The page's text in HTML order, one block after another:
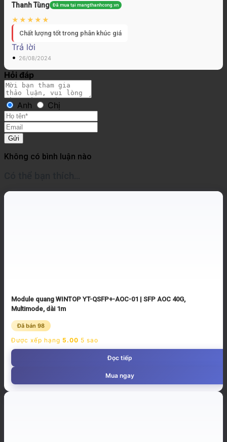
Thanh Tùng Đã mua tại mangthanhcong.vn
Chất lượng tốt trong phân khúc giá
Trả lời
• 26/08/2024
Hỏi đáp
Anh Chị
Gửi
Không có bình luận nào
Module quang WINTOP YT-QSFP+-AOC-01 | SFP AOC 40G,
Multimode, dài 1m
Đã bán 98
Được xếp hạng 5.00 5 sao
Đọc tiếp
Mua ngay